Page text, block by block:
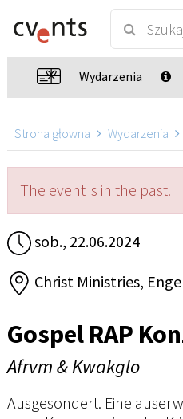
Wydarzenia
Strona głowna Wydarzenia
The event is in the past.
sob., 22.06.2024
Christ Ministries,
Gospel RAP
Afrvm & Kwakglo
Ausgesondert. Eine